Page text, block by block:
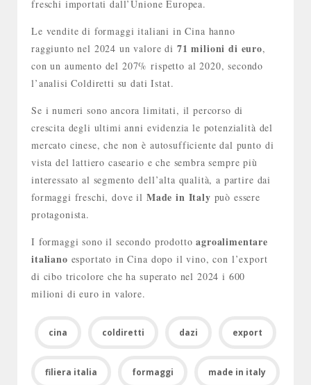
freschi importati dall’Unione Europea.
Le vendite di formaggi italiani in Cina hanno
raggiunto nel 2024 un valore di 71 milioni di euro,
con un aumento del 207% rispetto al 2020, secondo
l’analisi Coldiretti su dati Istat.
Se i numeri sono ancora limitati, il percorso di
crescita degli ultimi anni evidenzia le potenzialità del
mercato cinese, che non è autosufficiente dal punto di
vista del lattiero caseario e che sembra sempre più
interessato al segmento dell’alta qualità, a partire dai
formaggi freschi, dove il Made in Italy può essere
protagonista.
I formaggi sono il secondo prodottoagroalimentare
italiano esportato in Cina dopo il vino, con l’export
di cibo tricolore che ha superato nel 2024 i 600
milioni di euro in valore.
cina coldiretti dazi export
filiera italia formaggi made in italy